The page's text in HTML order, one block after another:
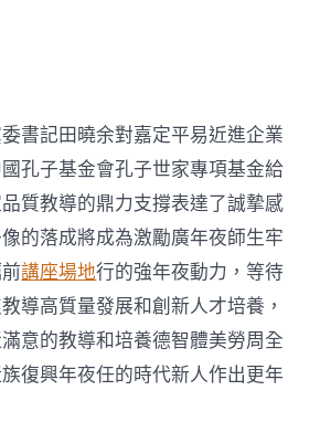
書記田曉余對嘉定平易近進企業
國孔子基金會孔子世家專項基金給
質教導的鼎力支撐表達了誠摯感
的落成將成為激勵廣年夜師生牢
講座場地行的強年夜動力，等待
導高質量發展和創新人才培養，
意的教導和培養德智體美勞周全
復興年夜任的時代新人作出更年